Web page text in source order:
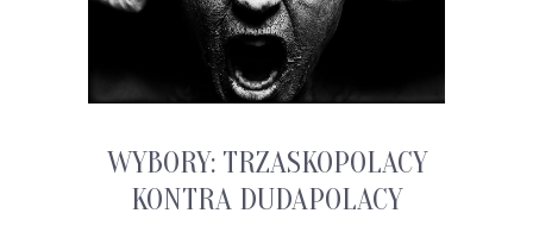
WYBORY: TRZASKOPOLACY
KONTRA DUDAPOLACY